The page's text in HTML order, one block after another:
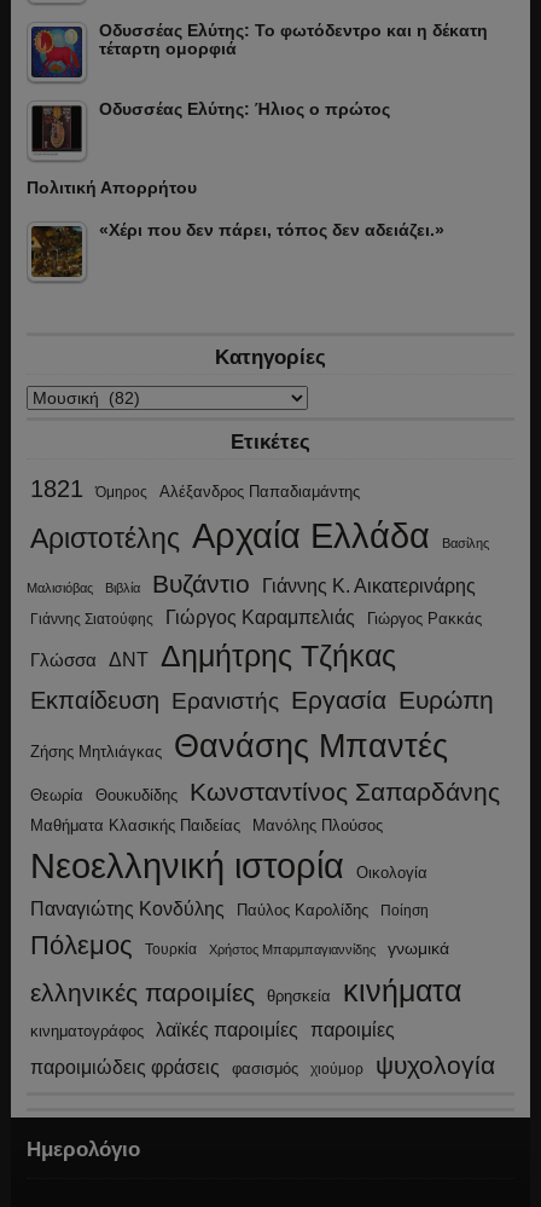
Οδυσσέας Ελύτης: Το φωτόδεντρο και η δέκατη
τέταρτη ομορφιά
Οδυσσέας Ελύτης: Ήλιος ο πρώτος
Πολιτική Απορρήτου
«Χέρι που δεν πάρει, τόπος δεν αδειάζει.»
Κατηγορίες
Κατηγορίες
Ετικέτες
1821 Όμηρος Αλέξανδρος Παπαδιαμάντης
Αριστοτέλης Αρχαία Ελλάδα Βασίλης
Μαλισιόβας Βιβλία Βυζάντιο Γιάννης Κ. Αικατερινάρης
Γιάννης Σιατούφης Γιώργος Καραμπελιάς Γιώργος Ρακκάς
Γλώσσα ΔΝΤ Δημήτρης Τζήκας
Εκπαίδευση Ερανιστής Εργασία Ευρώπη
Ζήσης Μητλιάγκας Θανάσης Μπαντές
Θεωρία Θουκυδίδης Κωνσταντίνος Σαπαρδάνης
Μαθήματα Κλασικής Παιδείας Μανόλης Πλούσος
Νεοελληνική ιστορία Οικολογία
Παναγιώτης Κονδύλης Παύλος Καρολίδης Ποίηση
Πόλεμος Τουρκία Χρήστος Μπαρμπαγιαννίδης γνωμικά
ελληνικές παροιμίες θρησκεία κινήματα
κινηματογράφος λαϊκές παροιμίες παροιμίες
παροιμιώδεις φράσεις φασισμός χιούμορ ψυχολογία
Ημερολόγιο